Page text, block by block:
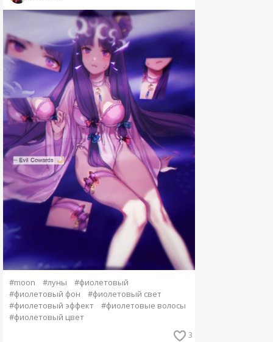
#moon #луны
#фиолетовый
#фиолетовый фон
#фиолетовый свет
#фиолетовый эффект
#фиолетовые волосы
#фиолетовый цвет
3